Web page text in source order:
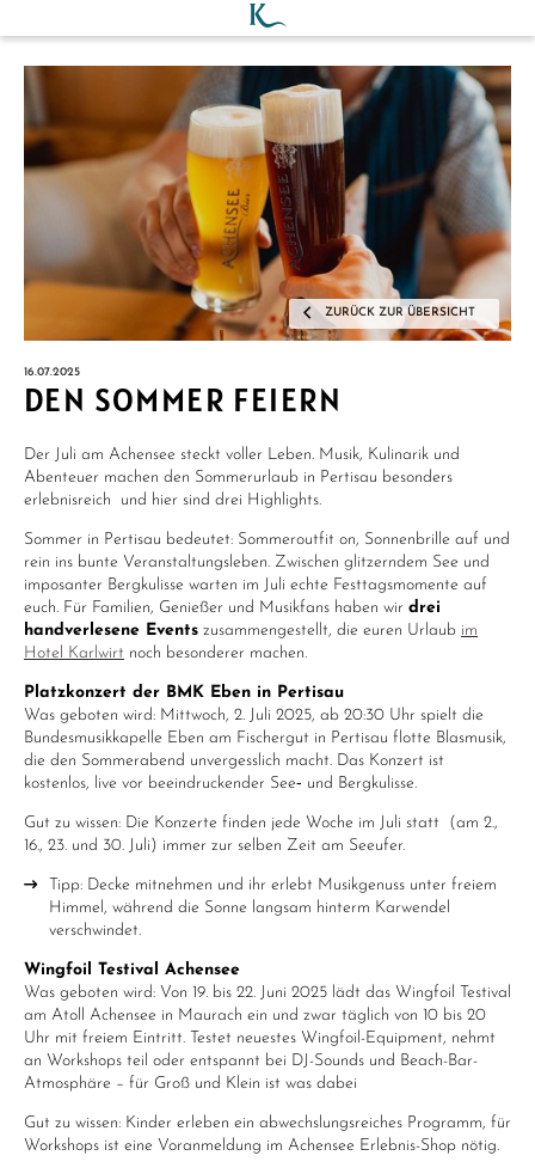
ZURÜCK ZUR ÜBERSICHT
16.07.2025
DEN SOMMER FEIERN
Der Juli am Achensee steckt voller Leben. Musik, Kulinarik und
Abenteuer machen den Sommerurlaub in Pertisau besonders
erlebnisreich und hier sind drei Highlights.
Sommer in Pertisau bedeutet: Sommeroutfit on, Sonnenbrille auf und
rein ins bunte Veranstaltungsleben. Zwischen glitzerndem See und
imposanter Bergkulisse warten im Juli echte Festtagsmomente auf
euch. Für Familien, Genießer und Musikfans haben wir drei
handverlesene Events zusammengestellt, die euren Urlaub im
Hotel Karlwirt noch besonderer machen.
Platzkonzert der BMK Eben in Pertisau
Was geboten wird: Mittwoch, 2. Juli 2025, ab 20:30 Uhr spielt die
Bundesmusikkapelle Eben am Fischergut in Pertisau flotte Blasmusik,
die den Sommerabend unvergesslich macht. Das Konzert ist
kostenlos, live vor beeindruckender See‑ und Bergkulisse.
Gut zu wissen: Die Konzerte finden jede Woche im Juli statt (am 2.,
16., 23. und 30. Juli) immer zur selben Zeit am Seeufer.
Tipp: Decke mitnehmen und ihr erlebt Musikgenuss unter freiem
Himmel, während die Sonne langsam hinterm Karwendel
verschwindet.
Wingfoil Testival Achensee
Was geboten wird: Von 19. bis 22. Juni 2025 lädt das Wingfoil Testival
am Atoll Achensee in Maurach ein und zwar täglich von 10 bis 20
Uhr mit freiem Eintritt. Testet neuestes Wingfoil-Equipment, nehmt
an Workshops teil oder entspannt bei DJ-Sounds und Beach-Bar-
Atmosphäre – für Groß und Klein ist was dabei
Gut zu wissen: Kinder erleben ein abwechslungsreiches Programm, für
Workshops ist eine Voranmeldung im Achensee Erlebnis-Shop nötig.